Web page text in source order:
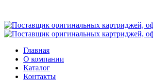
Главная
О компании
Каталог
Контакты